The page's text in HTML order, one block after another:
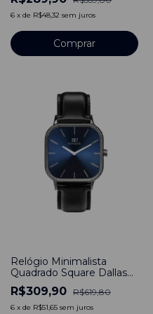
40mm Minimalista Aço
Inoxidável banhado a
6 x de R$48,32 sem juros
Comprar
Relógio Minimalista
Quadrado Square Dallas
Blue Azul Pulseira de
Couro Preto 40mm
Clássico Aço Inoxidável
R$309,90 R$619,80
6 x de R$51,65 sem juros